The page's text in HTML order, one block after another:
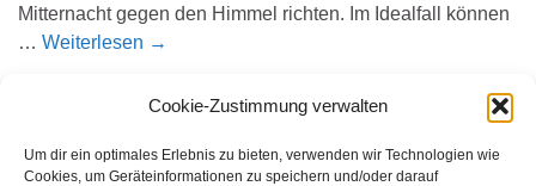
Cookie-Zustimmung verwalten
Um dir ein optimales Erlebnis zu bieten, verwenden wir Technologien wie
Cookies, um Geräteinformationen zu speichern und/oder darauf
Mitternacht gegen den Himmel richten. Im Idealfall können
… Weiterlesen →
Alle Jahre wieder, Meteorschauer der
.